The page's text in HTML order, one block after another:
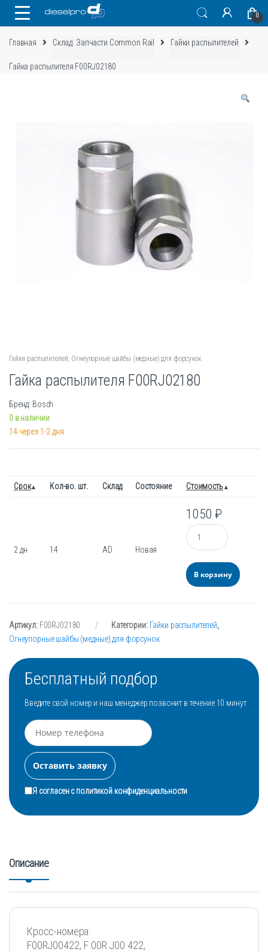
0
Главная Склад: Запчасти Common Rail Гайки распылителей
Гайка распылителя F00RJ02180
Гайки распылителей, Огнеупорные шайбы (медные) для форсунок
Гайка распылителя F00RJ02180
Бренд: Bosch
0 в наличии
14 через 1-2 дня
Срок Кол-во. шт. Склад Состояние Стоимость
2 дн 14 AD Новая
1050₽
Количество
В корзину
Артикул: F00RJ02180 Категории: Гайки распылителей,
Огнеупорные шайбы (медные) для форсунок
Бесплатный подбор
Введите свой номер и наш менеджер позвонит в течение 10 минут
Я согласен сполитикой конфиденциальности
Описание
Кросс-номера:
F00RJ00422, F 00R J00 422,